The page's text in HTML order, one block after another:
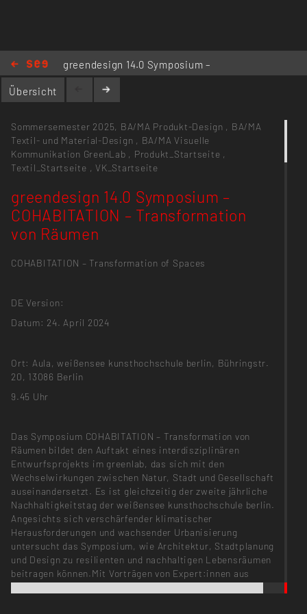
greendesign 14.0 Symposium –
COHABITATION – Transformation von
Räumen
Übersicht
Sommersemester 2025, BA/MA Produkt-Design , BA/MA
Textil- und Material-Design , BA/MA Visuelle
Kommunikation GreenLab , Produkt_Startseite ,
Textil_Startseite ,VK_Startseite
greendesign 14.0 Symposium –
COHABITATION – Transformation
von Räumen
COHABITATION – Transformation of Spaces
DE Version:
Datum: 24. April 2024
Ort: Aula, weißensee kunsthochschule berlin, Bühringstr.
20, 13086 Berlin
9.45 Uhr
Das Symposium COHABITATION – Transformation von
Räumen bildet den Auftakt eines interdisziplinären
Entwurfsprojekts im greenlab, das sich mit den
Wechselwirkungen zwischen Natur, Stadt und Gesellschaft
auseinandersetzt. Es ist gleichzeitig der zweite jährliche
Nachhaltigkeitstag der weißensee kunsthochschule berlin.
Angesichts sich verschärfender klimatischer
Herausforderungen und wachsender Urbanisierung
untersucht das Symposium, wie Architektur, Stadtplanung
und Design zu resilienten und nachhaltigen Lebensräumen
beitragen können.Mit Vorträgen von Expert:innen aus